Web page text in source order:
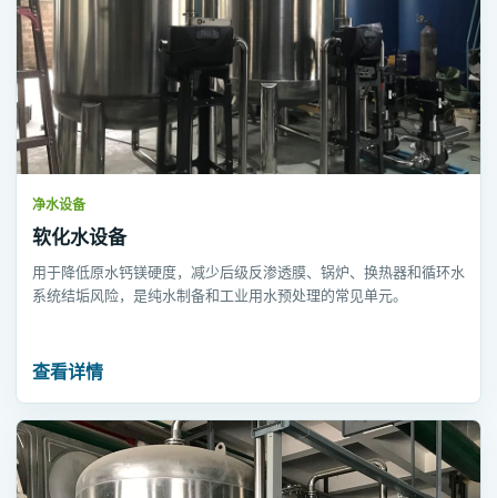
净水设备
软化水设备
用于降低原水钙镁硬度，减少后级反渗透膜、锅炉、换热器和循环水
系统结垢风险，是纯水制备和工业用水预处理的常见单元。
查看详情